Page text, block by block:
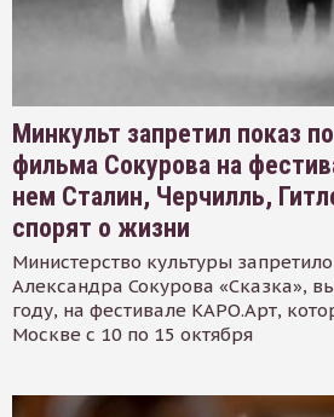
Минкульт запретил показ
фильма Сокурова на
нем Сталин, Черчилль,
спорят о жизни
Министерство культуры
Александра Сокурова «Сказка»,
году, на фестивале КАРО.Арт,
Москве с 10 по 15 октября